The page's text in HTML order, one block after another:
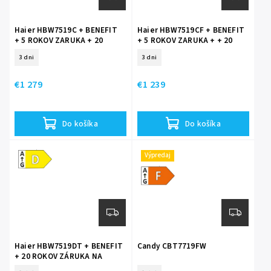
Haier HBW7519C + BENEFIT
+ 5 ROKOV ZARUKA + 20
KOMPRESOR
3 dni
€1 279
Do košíka
Haier HBW7519CF + BENEFIT
+ 5 ROKOV ZARUKA + + 20
KOMPRESOR
3 dni
€1 239
Do košíka
Energetická
trieda D
Haier HBW7519DT + BENEFIT
+ 20 ROKOV ZÁRUKA NA
Výpredaj
Energetická
trieda F
Candy CBT7719FW